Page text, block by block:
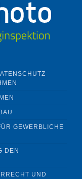
GEWERBLICHE
DEN
UND